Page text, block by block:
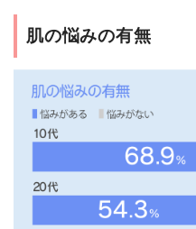
肌の悩みの有無